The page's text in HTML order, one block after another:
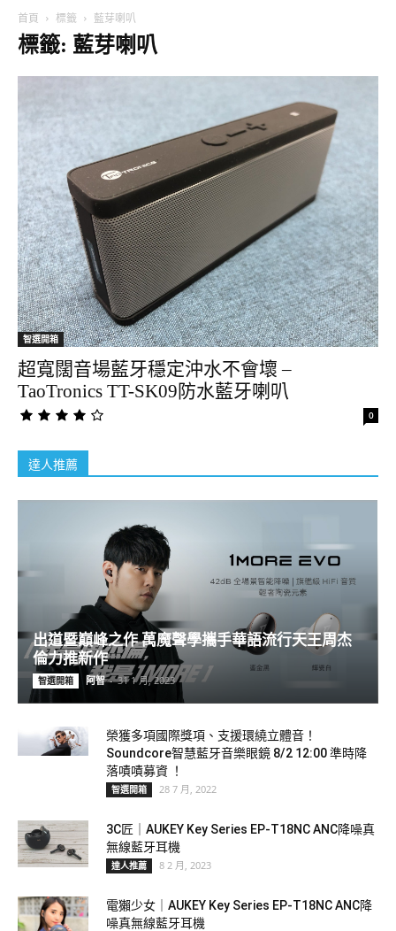
首頁 標籤 藍芽喇叭
標籤: 藍芽喇叭
智選開箱
超寬闊音場藍牙穩定沖水不會壞 –
TaoTronics TT-SK09防水藍牙喇叭
0
達人推薦
出道暨巔峰之作 萬魔聲學攜手華語流行天王周杰
倫力推新作
智選開箱 阿智 - 31 1 月, 2023
榮獲多項國際獎項、支援環繞立體音！
Soundcore智慧藍牙音樂眼鏡 8/2 12:00 準時降
落嘖嘖募資 ！
智選開箱 28 7 月, 2022
3C匠｜AUKEY Key Series EP-T18NC ANC降噪真
無線藍牙耳機
達人推薦 8 2 月, 2023
電獺少女｜AUKEY Key Series EP-T18NC ANC降
噪真無線藍牙耳機